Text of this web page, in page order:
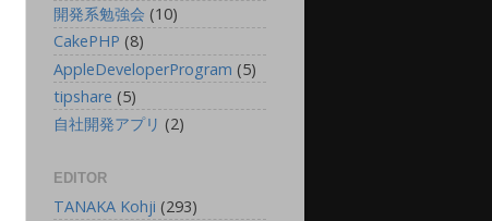
開発系勉強会 (10)
CakePHP (8)
AppleDeveloperProgram (5)
tipshare (5)
自社開発アプリ (2)
EDITOR
TANAKA Kohji (293)